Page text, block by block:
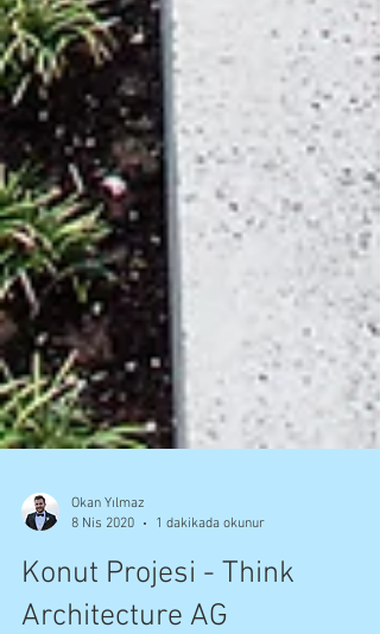
8 Nis 2020
1 dakikada okunur